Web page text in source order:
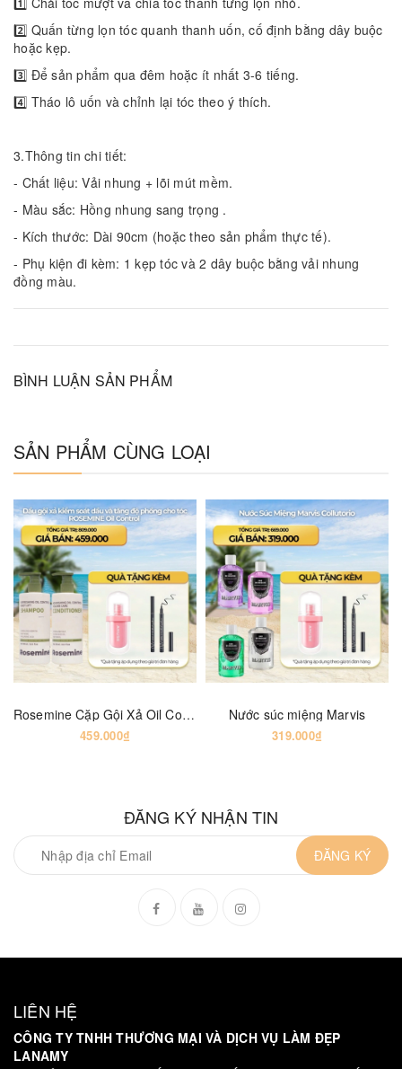
2️⃣ Quấn từng lọn tóc quanh thanh uốn, cố định bằng dây buộc
hoặc kẹp.
3️⃣ Để sản phẩm qua đêm hoặc ít nhất 3-6 tiếng.
4️⃣ Tháo lô uốn và chỉnh lại tóc theo ý thích.
3.Thông tin chi tiết:
- Chất liệu: Vải nhung + lõi mút mềm.
- Màu sắc: Hồng nhung sang trọng .
- Kích thước: Dài 90cm (hoặc theo sản phẩm thực tế).
- Phụ kiện đi kèm: 1 kẹp tóc và 2 dây buộc bằng vải nhung
đồng màu.
BÌNH LUẬN SẢN PHẨM
SẢN PHẨM CÙNG LOẠI
Rosemine Cặp Gội Xả Oil Control (Green) [2 x 500ml ] - Refreshing Oil Control Root Lift Control & Nourishing Oil Control Volume Care Conditioner
459.000₫
Nước súc miệng Marvis
319.000₫
ĐĂNG KÝ NHẬN TIN
ĐĂNG KÝ
LIÊN HỆ
CÔNG TY TNHH THƯƠNG MẠI VÀ DỊCH VỤ LÀM ĐẸP
LANAMY